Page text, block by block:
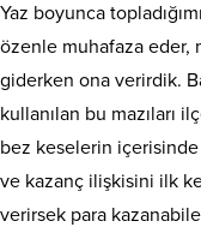
Yaz boyunca
özenle muhafaza eder,
giderken ona verirdik.
kullanılan bu mazıları
bez keselerin
ve kazanç ilişkisini ilk
verirsek para